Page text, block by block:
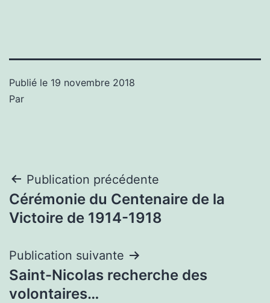
Publié le 19 novembre 2018
Par
Navigation
de
Publication précédente
Cérémonie du Centenaire de la
Victoire de 1914-1918
Publication suivante
Saint-Nicolas recherche des
volontaires…